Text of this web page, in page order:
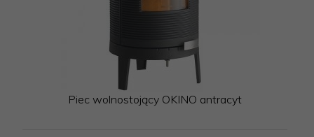
Piec wolnostojący OKINO antracyt